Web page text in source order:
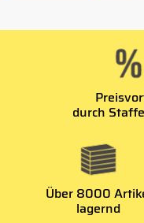
durch
Über 8000
lagernd